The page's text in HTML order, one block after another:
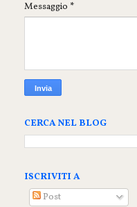
Messaggio *
CERCA NEL BLOG
ISCRIVITI A
Post